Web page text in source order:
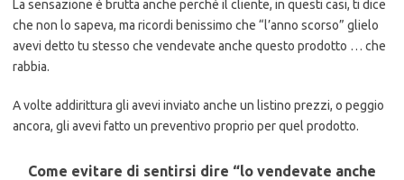
La sensazione è brutta anche perchè il cliente, in questi casi, ti dice
che non lo sapeva, ma ricordi benissimo che “l’anno scorso” glielo
avevi detto tu stesso che vendevate anche questo prodotto … che
rabbia.
A volte addirittura gli avevi inviato anche un listino prezzi, o peggio
ancora, gli avevi fatto un preventivo proprio per quel prodotto.
Come evitare di sentirsi dire “lo vendevate anche